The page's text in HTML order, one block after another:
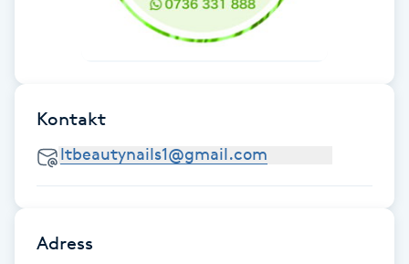
Friskvårdsmassage
Frisör
Kontakt
Adress